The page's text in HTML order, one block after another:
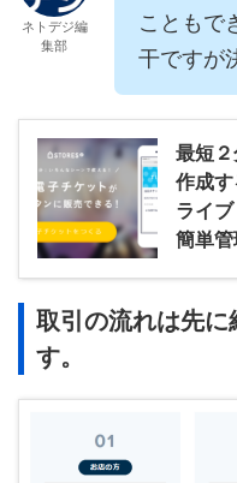
ネトデジ編
集部
こともで
干ですが
最短
作成す
ライ
簡単管
取引の流れは先
す。